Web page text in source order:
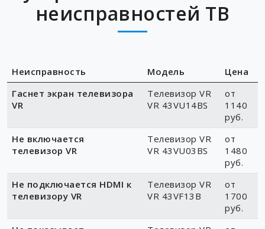
устранение основных
неисправностей ТВ
Неисправность Модель
Цена
Гаснет экран телевизора
Телевизор VR
от
1140
руб.
Не включается
Телевизор VR
от
1480
руб.
Не подключается HDMI к
Телевизор VR
от
1700
руб.